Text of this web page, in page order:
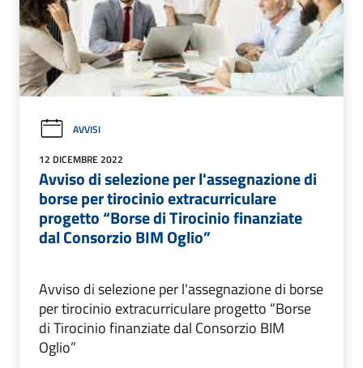
AVVISI
12 DICEMBRE 2022
Avviso di selezione per l'assegnazione di
borse per tirocinio extracurriculare
progetto “Borse di Tirocinio finanziate
dal Consorzio BIM Oglio”
Avviso di selezione per l'assegnazione di borse
per tirocinio extracurriculare progetto “Borse
di Tirocinio finanziate dal Consorzio BIM
Oglio”